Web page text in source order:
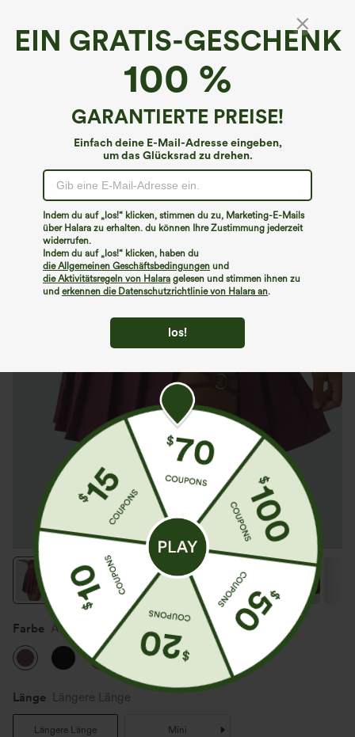
EIN GRATIS-GESCHENK
100 %
GARANTIERTE PREISE!
Einfach deine E-Mail-Adresse eingeben,
um das Glücksrad zu drehen.
Indem du auf „los!“ klicken, stimmen du zu, Marketing-E-Mails
über Halara zu erhalten. du können Ihre Zustimmung jederzeit
widerrufen.
Indem du auf „los!“ klicken, haben du
die Allgemeinen Geschäftsbedingungen und
die Aktivitätsregeln von Halara gelesen und stimmen ihnen zu
und erkennen die Datenschutzrichtlinie von Halara an.
los!
Breezeful™*
Breezeful™ Mini-Tanzrock mit hohem Bund,
plissiert, 2-in-1, asymmetrischem Saum,
€35,95 EUR Buy 2, 10% Off | Buy 3, 20% Off
Farbe Amaranth
Länge Längere Länge
Längere Länge Mini